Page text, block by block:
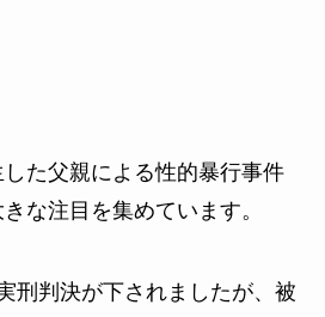
た父親による性的暴行事件
な注目を集めています。
刑判決が下されましたが、被